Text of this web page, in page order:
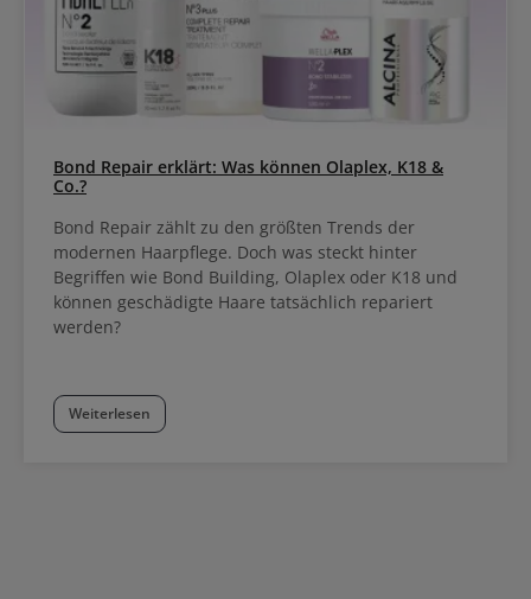
Bond Repair erklärt: Was können Olaplex, K18 &
Co.?
Bond Repair zählt zu den größten Trends der
modernen Haarpflege. Doch was steckt hinter
Begriffen wie Bond Building, Olaplex oder K18 und
können geschädigte Haare tatsächlich repariert
werden?
Weiterlesen